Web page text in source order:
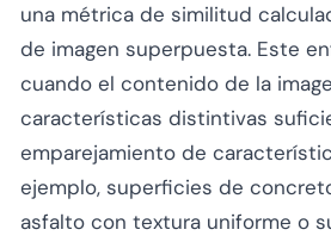
una métrica de similitud
de imagen superpuesta. Este
cuando el contenido de la
características distintivas
emparejamiento de
ejemplo, superficies de
asfalto con textura uniforme o